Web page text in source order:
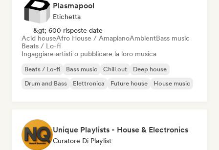
Plasmapool
Etichetta
&gt; 600 risposte date
Acid houseAfro House / AmapianoAmbientBass music
Beats / Lo-fi
Ingaggiare artisti o pubblicare la loro musica
Beats / Lo-fi Bass music Chill out
Deep house
Drum and Bass
Elettronica Future house House music
Unique Playlists - House & Electronics
Curatore Di Playlist